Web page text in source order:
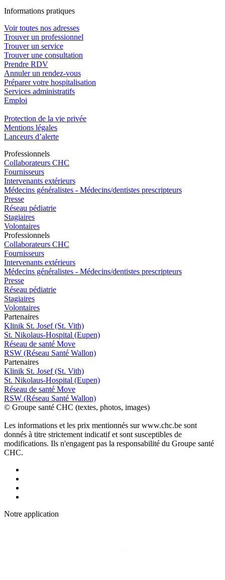
Informations pratiques
Voir toutes nos adresses
Trouver un professionnel
Trouver un service
Trouver une consultation
Prendre RDV
Annuler un rendez-vous
Préparer votre hospitalisation
Services administratifs
Emploi​
Protection de la vie privée
Mentions légales
Lanceurs d’alerte
Professionnels
Collaborateurs CHC
Fournisseurs
Intervenants extérieurs
Médecins généralistes - Médecins/dentistes prescripteurs
Presse
Réseau pédiatrie
Stagiaires
Volontaires
Professionnels
Collaborateurs CHC
Fournisseurs
Intervenants extérieurs
Médecins généralistes - Médecins/dentistes prescripteurs
Presse
Réseau pédiatrie
Stagiaires
Volontaires
Partenaires
Klinik St. Josef (St. Vith)
St. Nikolaus-Hospital (Eupen)
Réseau de santé Move
RSW (Réseau Santé Wallon)
Partenaires
Klinik St. Josef (St. Vith)
St. Nikolaus-Hospital (Eupen)
Réseau de santé Move
RSW (Réseau Santé Wallon)
© Groupe santé CHC (textes, photos, images)
Les informations et les prix mentionnés sur www.chc.be sont
donnés à titre strictement indicatif et sont susceptibles de
modifications. Ils n'engagent pas la responsabilité du Groupe santé
CHC.
Notre application